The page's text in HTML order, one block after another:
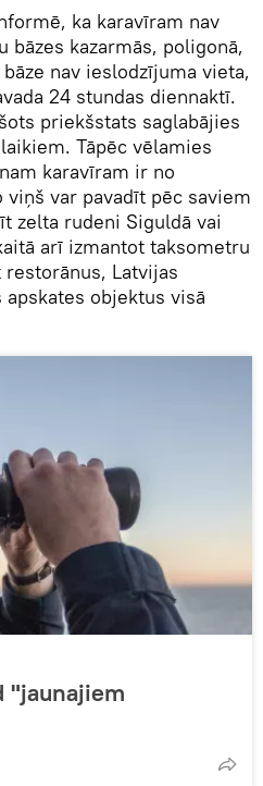
ka karavīram nav
bāzes kazarmās, poligonā,
nav ieslodzījuma vieta,
24 stundas diennaktī.
priekšstats saglabājies
Tāpēc vēlamies
karavīram ir no
var pavadīt pēc saviem
zelta rudeni Siguldā vai
arī izmantot taksometru
Latvijas
objektus visā
"jaunajiem